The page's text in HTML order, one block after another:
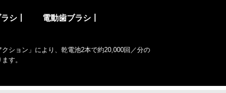
シ丨 電動歯ブラシ丨
ション」により、乾電池2本で約20,000回／分の
す。